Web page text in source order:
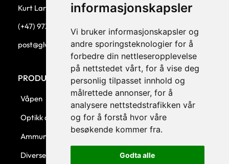
informasjonskapsler
Vi bruker informasjonskapsler og
andre sporingsteknologier for å
forbedre din nettleseropplevelse
på nettstedet vårt, for å vise deg
personlig tilpasset innhold og
målrettede annonser, for å
analysere nettstedstrafikken vår
og for å forstå hvor våre
besøkende kommer fra.
Godta alle
Kurt Larsen, daglig leder.
(+47) 973 33 332
post@glw.no
PRODUKTKATEGORIER
Våpen
Optikk og montasjer
Ammunisjon
Diverse